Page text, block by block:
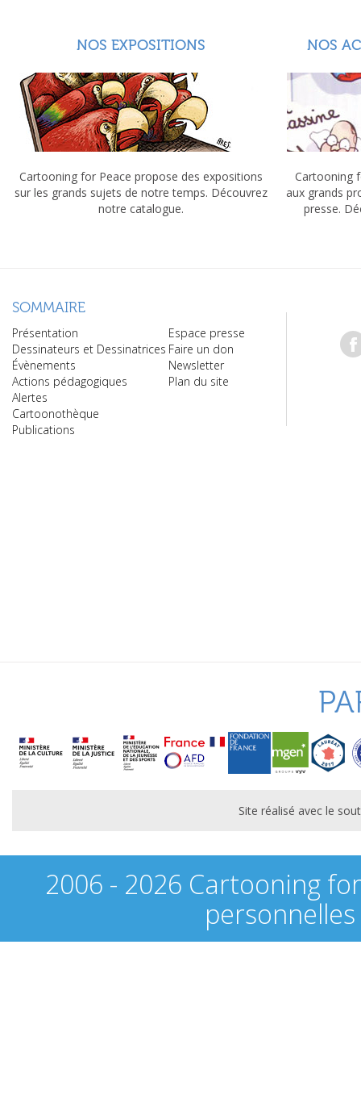
NOS EXPOSITIONS
Cartooning for Peace propose des expositions
sur les grands sujets de notre temps. Découvrez
notre catalogue.
NOS
Cartooning
aux grands
presse.
SOMMAIRE
Présentation
Dessinateurs et Dessinatrices
Évènements
Actions pédagogiques
Alertes
Cartoonothèque
Publications
Espace presse
Faire un don
Newsletter
Plan du site
Site réalisé avec le
2006 - 2026 Cartooning
personnelles